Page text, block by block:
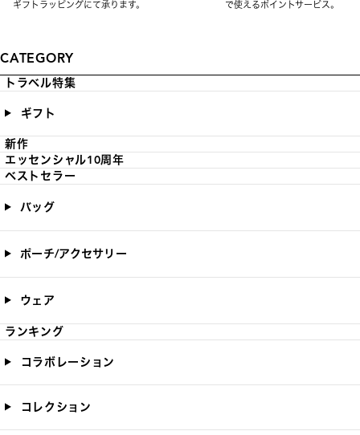
ギフトラッピングにて承ります。
で使えるポイントサービス。
CATEGORY
トラベル特集
ギフト
新作
エッセンシャル10周年
ベストセラー
バッグ
ポーチ/アクセサリー
ウェア
ランキング
コラボレーション
コレクション